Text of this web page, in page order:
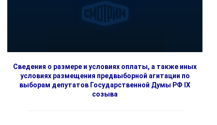
Сведения о размере и условиях оплаты, а также иных
условиях размещения предвыборной агитации по
выборам депутатов Государственной Думы РФ IX
созыва